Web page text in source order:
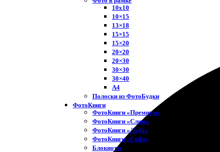
10х10
10×15
13×18
15×15
15×20
20×20
20×30
30×30
30×40
A4
Полоски из ФотоБудки
ФотоКниги
ФотоКниги «Премиум»
ФотоКниги «Слим»
ФотоКниги «Лайт»
ФотоКниги «Софт»
Блокноты